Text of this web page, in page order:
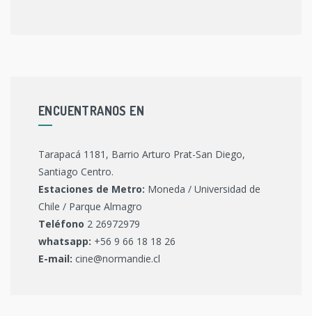
ENCUENTRANOS EN
Tarapacá 1181, Barrio Arturo Prat-San Diego,
Santiago Centro.
Estaciones de Metro: Moneda / Universidad de
Chile / Parque Almagro
Teléfono 2 26972979
whatsapp: +56 9 66 18 18 26
E-mail: cine@normandie.cl